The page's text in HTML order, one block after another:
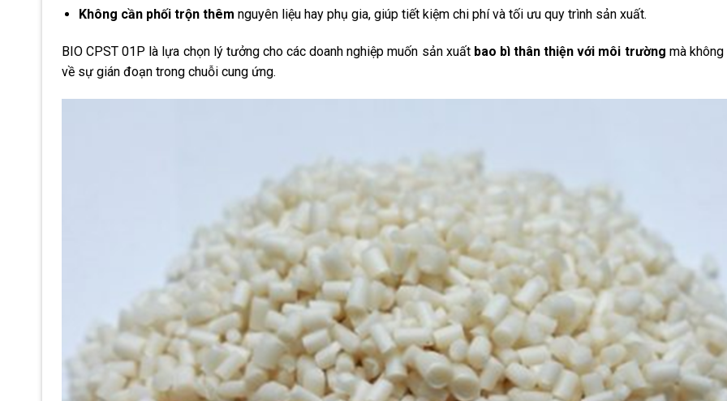
Không cần phối trộn thêm nguyên liệu hay phụ gia, giúp tiết kiệm chi phí và tối ưu quy trình sản xuất.
BIO CPST 01P là lựa chọn lý tưởng cho các doanh nghiệp muốn sản xuất bao bì thân thiện với môi trường mà
về sự gián đoạn trong chuỗi cung ứng.